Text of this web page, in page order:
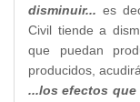
disminuir... es
Civil tiende a
que puedan
producidos,
...los efectos que